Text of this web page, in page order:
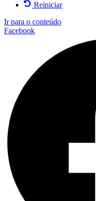
Reiniciar
Ir para o conteúdo
Facebook